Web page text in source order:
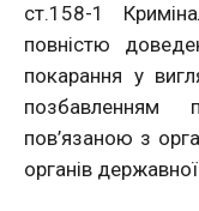
ст.158-1
повністю
покарання у
позбавленням
пов’язаною з
органів